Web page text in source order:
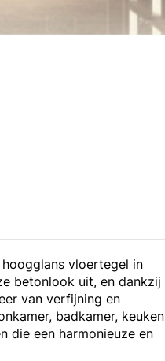
vloertegel in
betonlook uit, en dankzij
van verfijning en
badkamer, keuken
die een harmonieuze en